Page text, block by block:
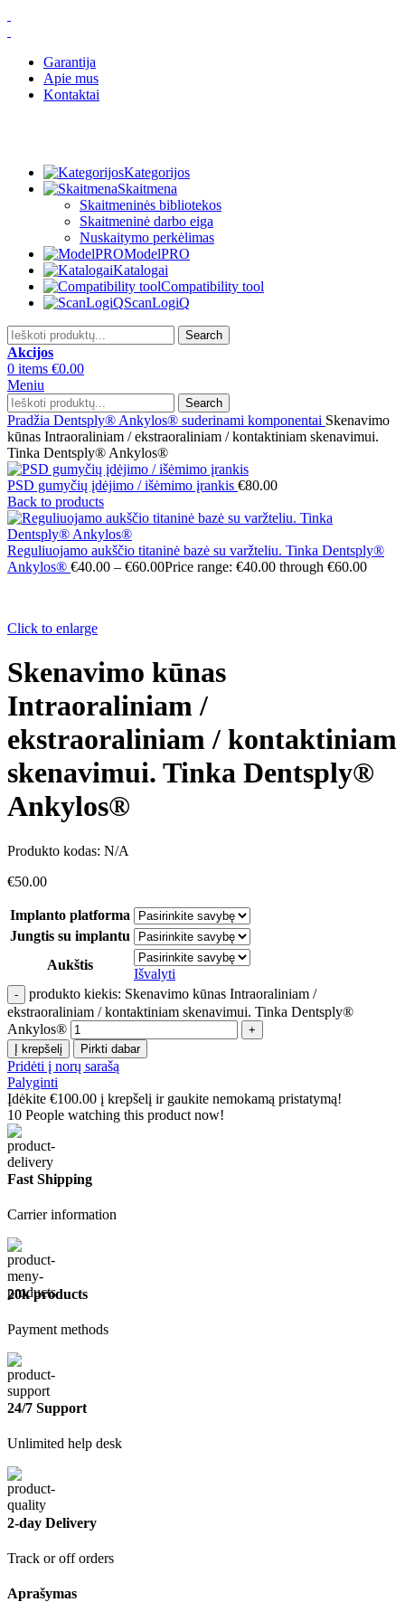
Garantija
Apie mus
Kontaktai
Kategorijos
Skaitmena
Skaitmeninės bibliotekos
Skaitmeninė darbo eiga
Nuskaitymo perkėlimas
ModelPRO
Katalogai
Compatibility tool
ScanLogiQ
Search
Akcijos
0 items €0.00
Meniu
Search
Pradžia Dentsply® Ankylos® suderinami komponentai Skenavimo
kūnas Intraoraliniam / ekstraoraliniam / kontaktiniam skenavimui.
Tinka Dentsply® Ankylos®
PSD gumyčių įdėjimo / išėmimo įrankis €80.00
Back to products
Reguliuojamo aukščio titaninė bazė su varžteliu. Tinka Dentsply®
Ankylos® €40.00 – €60.00Price range: €40.00 through €60.00
Click to enlarge
Skenavimo kūnas
Intraoraliniam /
ekstraoraliniam / kontaktiniam
skenavimui. Tinka Dentsply®
Ankylos®
Produkto kodas: N/A
€50.00
Implanto platforma
Jungtis su implantu
Aukštis
Išvalyti
produkto kiekis: Skenavimo kūnas Intraoraliniam /
ekstraoraliniam / kontaktiniam skenavimui. Tinka Dentsply®
Ankylos®
Į krepšelį Pirkti dabar
Pridėti į norų sarašą
Palyginti
Įdėkite €100.00 į krepšelį ir gaukite nemokamą pristatymą!
10 People watching this product now!
Fast Shipping
Carrier information
20k products
Payment methods
24/7 Support
Unlimited help desk
2-day Delivery
Track or off orders
Aprašymas